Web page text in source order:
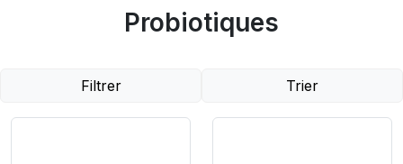
Probiotiques
Filtrer Trier